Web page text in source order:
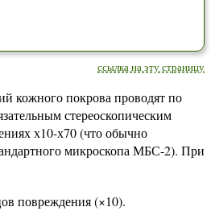
ссылка на эту страницу
кожного покрова проводят по
стереоскопическим
х10-х70 (что обычно
микроскопа МБС-2). При
повреждения (×10).